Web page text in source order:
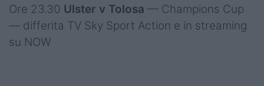
Ore 23.30 Ulster v Tolosa — Champions Cup
— differita TV Sky Sport Action e in streaming
su NOW